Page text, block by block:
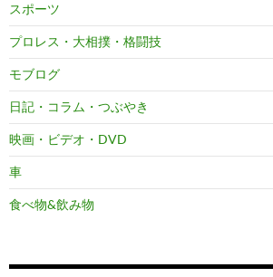
スポーツ
プロレス・大相撲・格闘技
モブログ
日記・コラム・つぶやき
映画・ビデオ・DVD
車
食べ物&飲み物